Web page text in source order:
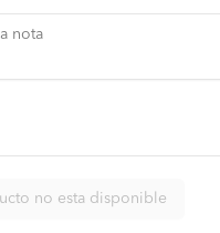
no esta disponible